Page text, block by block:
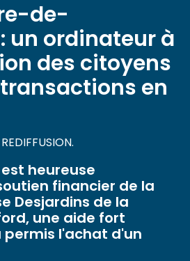
de-
un ordinateur à
des citoyens
en
heureuse
financier de la
Desjardins de la
une aide fort
l'achat d'un